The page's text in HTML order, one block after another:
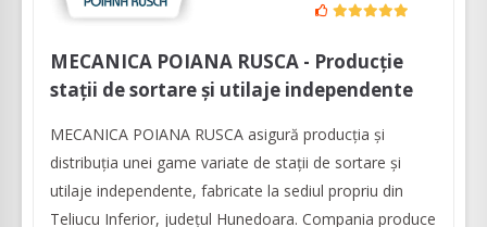
MECANICA POIANA RUSCA - Producție
stații de sortare şi utilaje independente
MECANICA POIANA RUSCA asigură producţia şi
distribuția unei game variate de staţii de sortare şi
utilaje independente, fabricate la sediul propriu din
Teliucu Inferior, județul Hunedoara. Compania produce